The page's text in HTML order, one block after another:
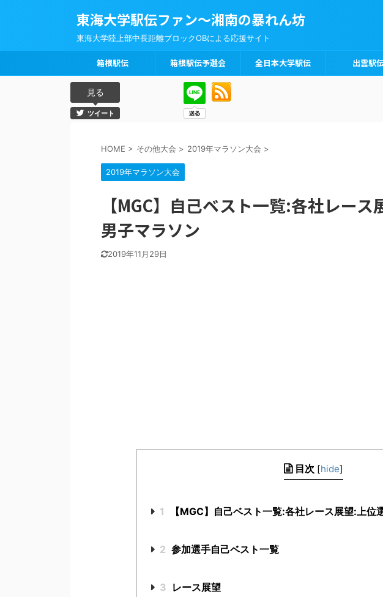
東海大学駅伝ファン～湘南の暴れん坊
東海大学陸上部中長距離ブロックOBによる応援サイト
箱根駅伝 箱根駅伝予選会 全日本大学駅伝 出雲駅
見る
ツイート
HOME > その他大会 > 2019年マラソン大会 >
2019年マラソン大会
【MGC】自己ベスト一覧:各社レー
男子マラソン
2019年11月29日
目次 [hide]
1 【MGC】自己ベスト一覧:各社レース展望:上位
2 参加選手自己ベスト一覧
3 レース展望